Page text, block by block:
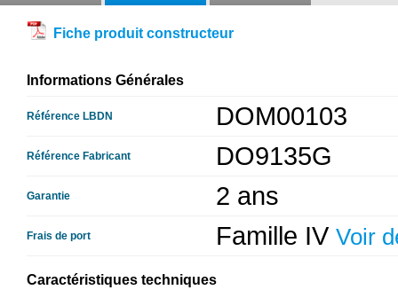
Fiche produit constructeur
Informations Générales
Référence LBDN DOM00103
Référence Fabricant DO9135G
Garantie 2 ans
Frais de port Famille IV Voir
Caractéristiques techniques